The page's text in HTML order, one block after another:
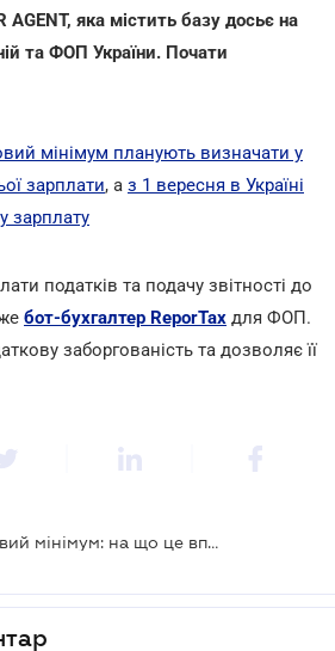
AGENT, яка містить базу досьє на
та ФОП України. Почати
мінімум планують визначати у
зарплати, а з 1 вересня в Україні
зарплату
податків та подачу звітності до
бот-бухгалтер ReporTax для ФОП.
заборгованість та дозволяє її
Підвищено прожитковий мінімум: на що це вплине?